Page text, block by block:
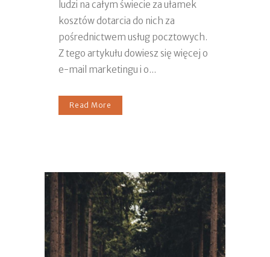
ludzi na całym świecie za ułamek
kosztów dotarcia do nich za
pośrednictwem usług pocztowych.
Z tego artykułu dowiesz się więcej o
e-mail marketingu i o...
Read More